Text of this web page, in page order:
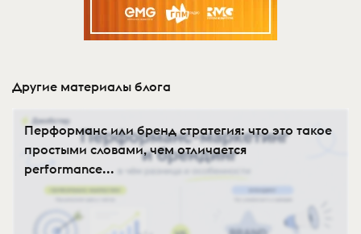
Другие материалы блога
Перформанс или бренд стратегия: что это такое
простыми словами, чем отличается
performance...